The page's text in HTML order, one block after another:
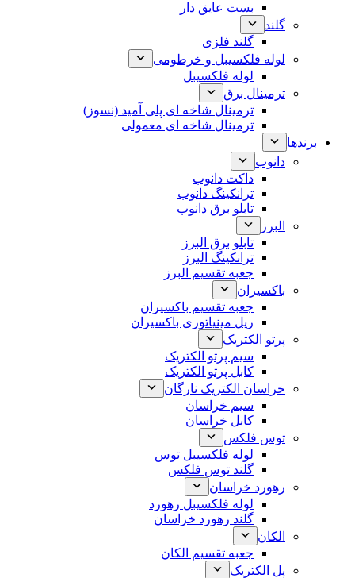
بست عایق دار
گلند
گلند فلزی
لوله فلکسیبل و خرطومی
لوله فلکسیبل
ترمینال برق
ترمینال شاخه ای پلی آمید (نسوز)
ترمینال شاخه ای معمولی
برندها
دانوب
داکت دانوب
ترانکینگ دانوب
تابلو برق دانوب
البرز
تابلو برق البرز
ترانکینگ البرز
جعبه تقسیم البرز
باکسیران
جعبه تقسیم باکسیران
ریل مینیاتوری باکسیران
پرتو الکتریک
سیم پرتو الکتریک
کابل پرتو الکتریک
خراسان الکتریک نارگان
سیم خراسان
کابل خراسان
توس فلکس
لوله فلکسیبل توس
گلند توس فلکس
رهورد خراسان
لوله فلکسیبل رهورد
گلند رهورد خراسان
الکان
جعبه تقسیم الکان
پل الکتریک